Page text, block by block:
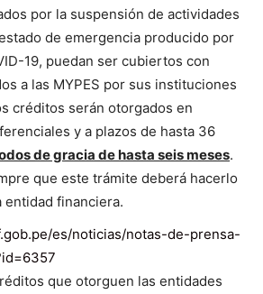
por la suspensión de actividades
de emergencia producido por
19, puedan ser cubiertos con
a las MYPES por sus instituciones
créditos serán otorgados en
y a plazos de hasta 36
de gracia de hasta seis meses.
que este trámite deberá hacerlo
financiera.
es/noticias/notas-de-prensa-
que otorguen las entidades